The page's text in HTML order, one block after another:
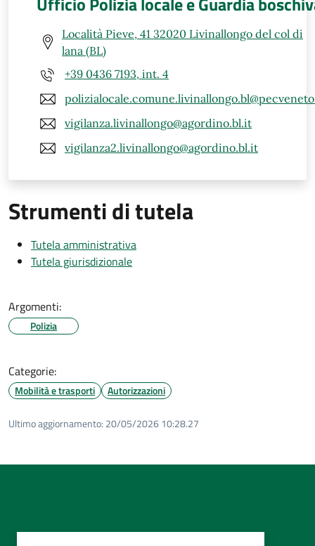
Località Pieve, 41 32020 Livinallongo del col di
lana (BL)
+39 0436 7193, int. 4
vigilanza.livinallongo@agordino.bl.it
vigilanza2.livinallongo@agordino.bl.it
Strumenti di tutela
Tutela amministrativa
Tutela giurisdizionale
Argomenti:
Polizia
Categorie:
Mobilità e trasporti Autorizzazioni
Ultimo aggiornamento: 20/05/2026 10:28.27